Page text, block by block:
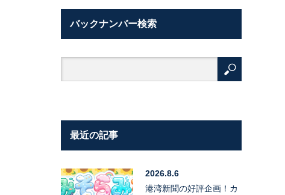
バックナンバー検索
最近の記事
2026.8.6
港湾新聞の好評企画！カ